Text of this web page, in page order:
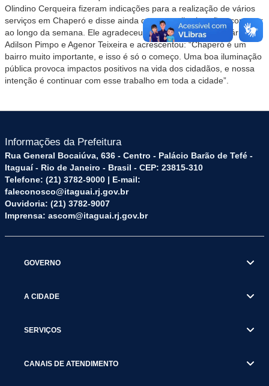
Olindino Cerqueira fizeram indicações para a realização de vários
serviços em Chaperó e disse ainda que as melhorias vão acontecer
ao longo da semana. Ele agradeceu o empenho dos secretários
Adilson Pimpo e Agenor Teixeira e acrescentou: “Chaperó é um
bairro muito importante, e isso é só o começo. Uma boa iluminação
pública provoca impactos positivos na vida dos cidadãos, e nossa
intenção é continuar com esse trabalho em toda a cidade”.
Informações da Prefeitura
Rua General Bocaiúva, 636 - Centro - Palácio Barão de Tefé -
Itaguaí - Rio de Janeiro - Brasil - CEP: 23815-310
Telefone: (21) 3782-9000 | E-mail:
faleconosco@itaguai.rj.gov.br
Ouvidoria: (21) 3782-9007
Imprensa: ascom@itaguai.rj.gov.br
GOVERNO
A CIDADE
SERVIÇOS
CANAIS DE ATENDIMENTO